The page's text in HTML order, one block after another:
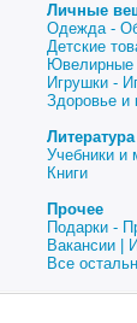
Личные
Одежда -
Детские
Ювелирные
Игрушки -
Здоровье и
Учебники и
Книги
Прочее
Подарки -
Вакансии |
Все